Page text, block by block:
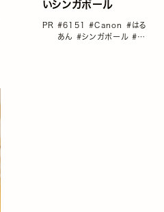
いシンガポール
PR #6151#Canon #はる
あん #シンガポール#プ